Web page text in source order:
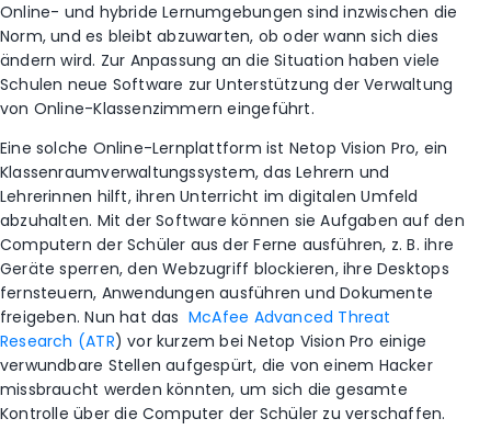
Online- und hybride Lernumgebungen sind inzwischen die
Norm, und es bleibt abzuwarten, ob oder wann sich dies
ändern wird. Zur Anpassung an die Situation haben viele
Schulen neue Software zur Unterstützung der Verwaltung
von Online-Klassenzimmern eingeführt.
Eine solche Online-Lernplattform ist Netop Vision Pro, ein
Klassenraumverwaltungssystem, das Lehrern und
Lehrerinnen hilft, ihren Unterricht im digitalen Umfeld
abzuhalten. Mit der Software können sie Aufgaben auf den
Computern der Schüler aus der Ferne ausführen, z. B. ihre
Geräte sperren, den Webzugriff blockieren, ihre Desktops
fernsteuern, Anwendungen ausführen und Dokumente
freigeben. Nun hat dasMcAfee Advanced Threat
Research (ATR) vor kurzem bei Netop Vision Pro einige
verwundbare Stellen aufgespürt, die von einem Hacker
missbraucht werden könnten, um sich die gesamte
Kontrolle über die Computer der Schüler zu verschaffen.